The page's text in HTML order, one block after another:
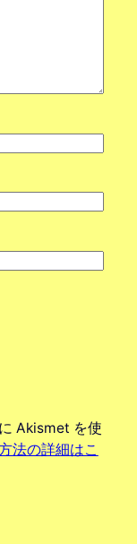
Akismet を使
法の詳細はこ